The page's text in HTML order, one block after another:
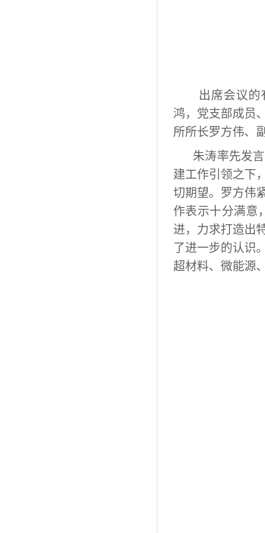
出席会议
鸿，党支部成员
所所长罗方伟、
朱涛率先发
建工作引领之下
切期望。罗方伟
作表示十分满意
进，力求打造出
了进一步的认识
超材料、微能源